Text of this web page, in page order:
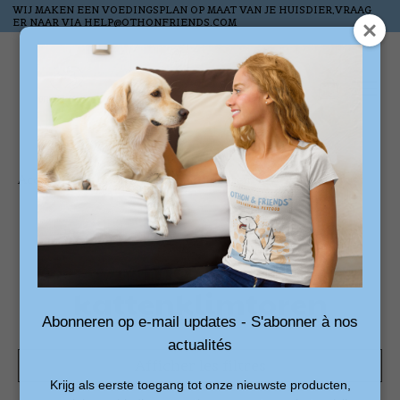
WIJ MAKEN EEN VOEDINGSPLAN OP MAAT VAN JE HUISDIER,VRAAG
ER NAAR VIA HELP@OTHONFRIENDS.COM
Liste de
Accueil / Mots-clés / kattenklimtoren
Produits associés au
mot-clé
Abonneren op e-mail updates - S'abonner à nos
actualités
Krijg als eerste toegang tot onze nieuwste producten,